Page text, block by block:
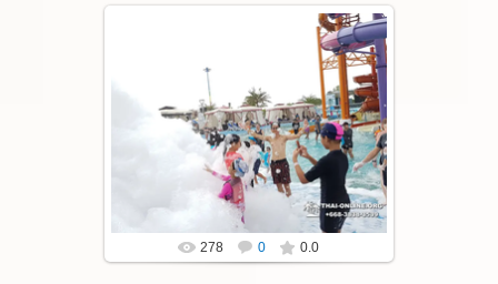
Columbia Pictures Aquaverse - новый
тематический аквапарк в Паттайе.
Открыт в октябре 2022 после
модернизации и смены...
Thai-Online
278 0 0.0